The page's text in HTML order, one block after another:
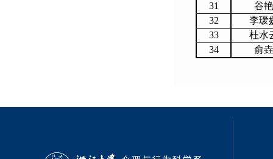
31
谷艳
32
李瑗
33
杜水
34
俞垚